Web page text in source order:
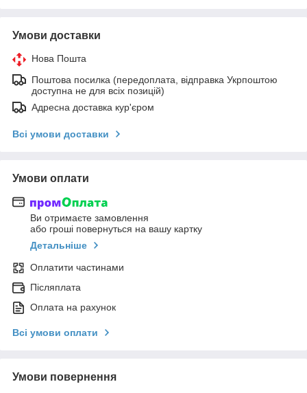
Умови доставки
Нова Пошта
Поштова посилка (передоплата, відправка Укрпоштою
доступна не для всіх позицій)
Адресна доставка кур'єром
Всі умови доставки
Умови оплати
Ви отримаєте замовлення
або гроші повернуться на вашу картку
Детальніше
Оплатити частинами
Післяплата
Оплата на рахунок
Всі умови оплати
Умови повернення